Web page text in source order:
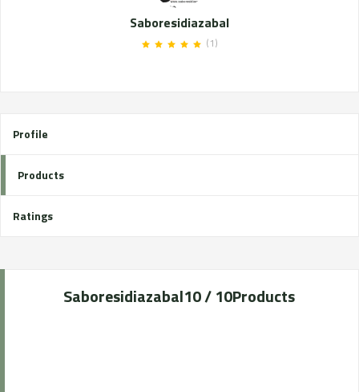
Saboresidiazabal
(1)
Profile
Products
Ratings
Saboresidiazabal10 / 10Products